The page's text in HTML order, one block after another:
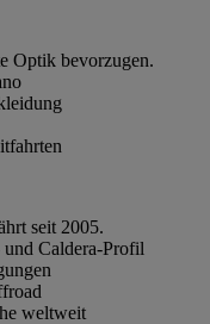
Optik bevorzugen.
seit 2005.
Caldera-Profil
weltweit